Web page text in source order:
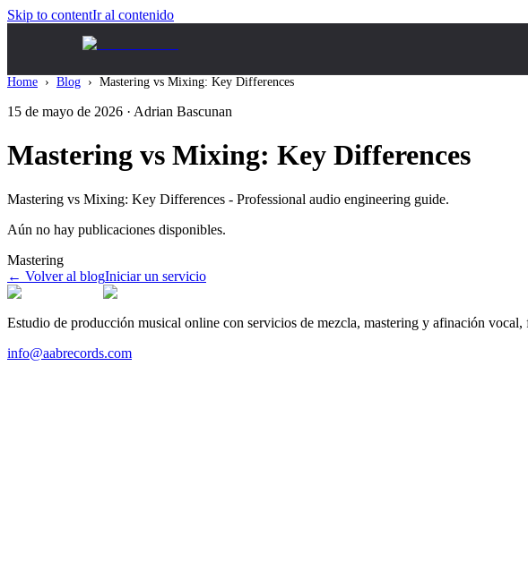
Skip to contentIr al contenido
Home › Blog › Mastering vs Mixing: Key Differences
15 de mayo de 2026 · Adrian Bascunan
Mastering vs Mixing: Key Differences
Mastering vs Mixing: Key Differences - Professional audio engineering guide.
Aún no hay publicaciones disponibles.
Mastering
← Volver al blogIniciar un servicio
Estudio de producción musical online con servicios de mezcla, mastering y afinación
info@aabrecords.com